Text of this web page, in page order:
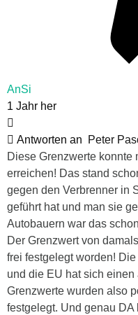
AnSi
1 Jahr her
Antworten an
Peter
Diese Grenzwerte konnte
erreichen! Das stand
gegen den Verbrenner in
geführt hat und man sie
Autobauern war das
Der Grenzwert von
frei festgelegt worden!
und die EU hat sich
Grenzwerte wurden also
festgelegt. Und genau